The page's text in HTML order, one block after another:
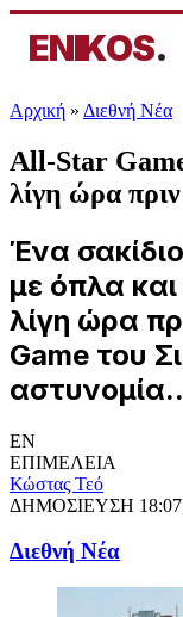
ENIKOS.
Αρχική » Διεθνή Νέα
All-Star
λίγη ώρα
Ένα
με όπλα
λίγη ώρα
Game του
EN
ΕΠΙΜΕΛΕΙΑ
Κώστας Τεό
ΔΗΜΟΣΙΕΥΣΗ
Διεθνή Νέα